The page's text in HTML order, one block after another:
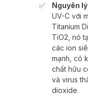
Nguyên
UV-C với
Titanium
TiO2, nó
các ion
mạnh, có
chất hữu
và virus
dioxide.